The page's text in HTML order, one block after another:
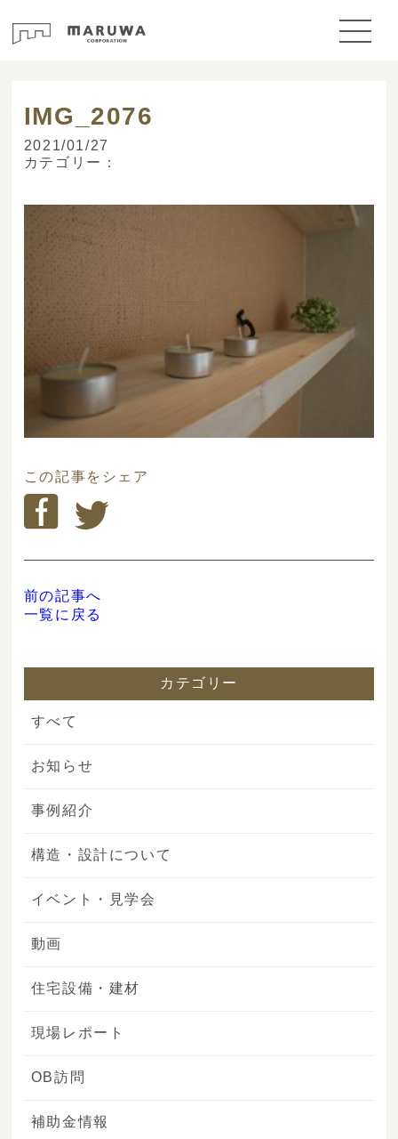
IMG_2076
2021/01/27
カテゴリー：
この記事をシェア
前の記事へ
一覧に戻る
カテゴリー
すべて
お知らせ
事例紹介
構造・設計について
イベント・見学会
動画
住宅設備・建材
現場レポート
OB訪問
補助金情報